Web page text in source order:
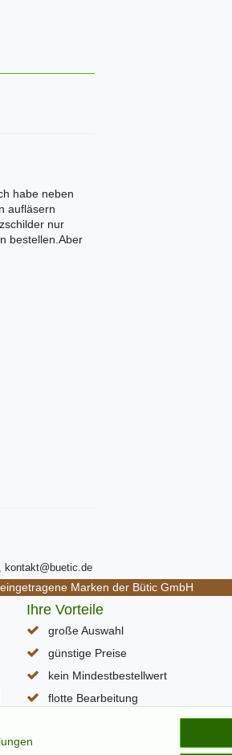
habe neben
aufläsern
nur
bestellen.Aber
kontakt@buetic.de
Marken der Bütic GmbH
Ihre Vorteile
große Auswahl
günstige Preise
kein Mindestbestellwert
flotte Bearbeitung
schneller DHL Paketversand